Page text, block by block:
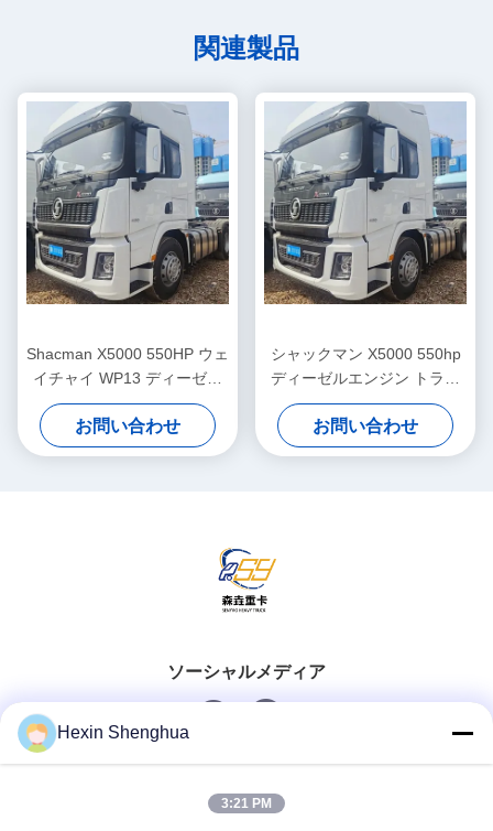
関連製品
Shacman X5000 550HP ウェ
イチャイ WP13 ディーゼル
エンジン 6×4 駆動車 トラク
タートラック 21-30t 負荷容
量
お問い合わせ
シャックマン X5000 550hp
ディーゼルエンジン トラク
ター トラック 21-30t 負荷容
量とユーロ 5 排放基準
お問い合わせ
ソーシャルメディア
クイックコンタクト
Hexin Shenghua
3:21 PM